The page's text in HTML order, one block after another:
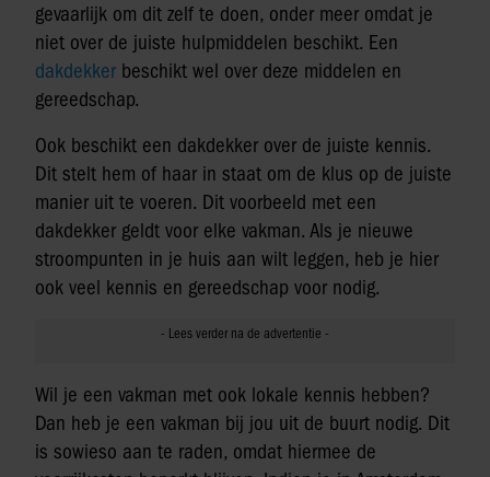
gevaarlijk om dit zelf te doen, onder meer omdat je
niet over de juiste hulpmiddelen beschikt. Een
dakdekker beschikt wel over deze middelen en
gereedschap.
Ook beschikt een dakdekker over de juiste kennis.
Dit stelt hem of haar in staat om de klus op de juiste
manier uit te voeren. Dit voorbeeld met een
dakdekker geldt voor elke vakman. Als je nieuwe
stroompunten in je huis aan wilt leggen, heb je hier
ook veel kennis en gereedschap voor nodig.
Wil je een vakman met ook lokale kennis hebben?
Dan heb je een vakman bij jou uit de buurt nodig. Dit
is sowieso aan te raden, omdat hiermee de